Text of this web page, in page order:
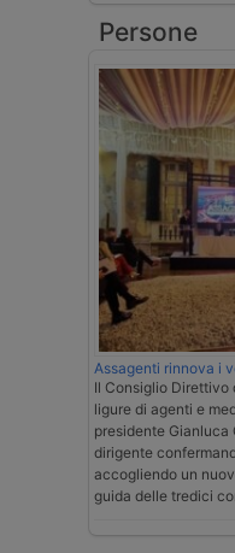
Persone
Assagenti rinnova i
Il Consiglio Direttivo
ligure di agenti e
presidente Gianluca
dirigente
accogliendo un
guida delle tredici